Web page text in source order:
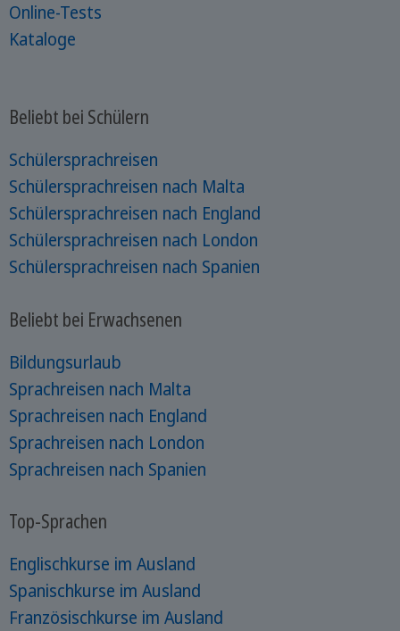
Online-Tests
Kataloge
Beliebt bei Schülern
Schülersprachreisen
Schülersprachreisen nach Malta
Schülersprachreisen nach England
Schülersprachreisen nach London
Schülersprachreisen nach Spanien
Beliebt bei Erwachsenen
Bildungsurlaub
Sprachreisen nach Malta
Sprachreisen nach England
Sprachreisen nach London
Sprachreisen nach Spanien
Top-Sprachen
Englischkurse im Ausland
Spanischkurse im Ausland
Französischkurse im Ausland